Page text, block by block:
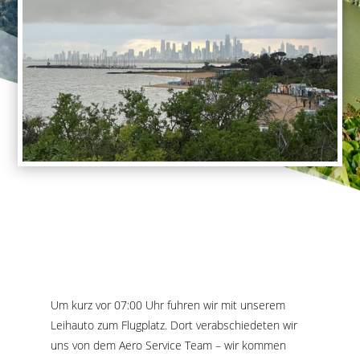
Um kurz vor 07:00 Uhr fuhren wir mit unserem
Leihauto zum Flugplatz. Dort verabschiedeten wir
uns von dem Aero Service Team – wir kommen